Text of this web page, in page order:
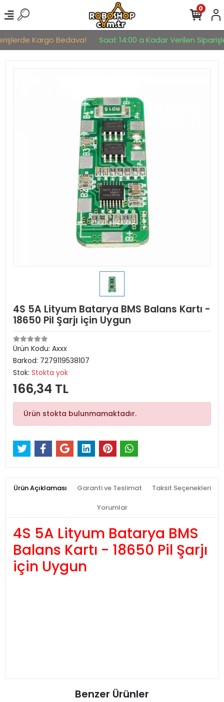
Kargo Bedava! Saat 14:00 a Kadar Verilen
0
4S 5A Lityum Batarya BMS Balans Kartı -
18650 Pil Şarjı için Uygun
Ürün Kodu: Axxx
Barkod: 7279119538107
Stok: Stokta yok
166,34 TL
Ürün stokta bulunmamaktadır.
Ürün Açıklaması Garanti ve Teslimat Taksit Seçenekleri
Yorumlar
4S 5A Lityum Batarya BMS
Balans Kartı - 18650 Pil Şarjı
için Uygun
Benzer Ürünler